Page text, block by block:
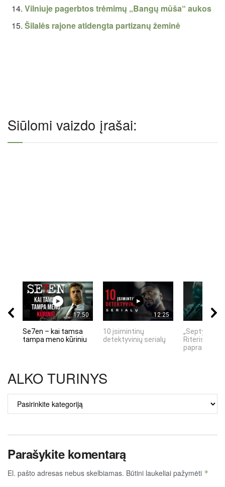
Vilniuje pagerbtos trėmimų „Bangų mūša“ aukos
Šilalės rajone atidengta partizanų žeminė
Siūlomi vaizdo įrašai:
17:50
Se7en – kai tamsa
tampa meno kūriniu
12:25
10 įsimintinų
detektyvinių serialų
„Septynių
Riteris" – kai
ALKO TURINYS
ALKO
TURINYS
Parašykite komentarą
El. pašto adresas nebus skelbiamas. Būtini laukeliai pažymėti *